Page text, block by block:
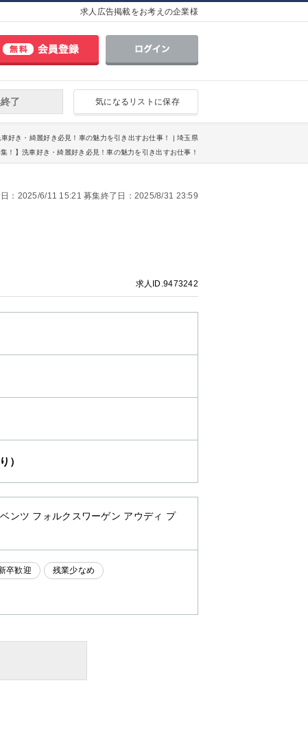
求人広告掲載をお考えの企業様
気になるリストに保存
了
好き・綺麗好き必見！車の魅力を引き出すお仕事！ | 埼玉県
！】洗車好き・綺麗好き必見！車の魅力を引き出すお仕事！
：2025/6/11 15:21 募集終了日：2025/8/31 23:59
求人ID.9473242
）
ンツ フォルクスワーゲン アウディ プ
卒歓迎 残業少なめ